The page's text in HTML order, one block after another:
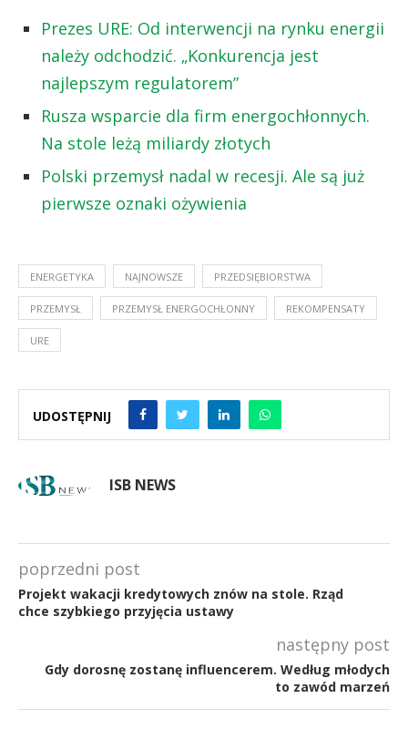
Prezes URE: Od interwencji na rynku energii
należy odchodzić. „Konkurencja jest
najlepszym regulatorem”
Rusza wsparcie dla firm energochłonnych.
Na stole leżą miliardy złotych
Polski przemysł nadal w recesji. Ale są już
pierwsze oznaki ożywienia
ENERGETYKA NAJNOWSZE PRZEDSIĘBIORSTWA
PRZEMYSŁ PRZEMYSŁ ENERGOCHŁONNY REKOMPENSATY
URE
UDOSTĘPNIJ
ISB NEWS
poprzedni post
Projekt wakacji kredytowych znów na stole. Rząd
chce szybkiego przyjęcia ustawy
następny post
Gdy dorosnę zostanę influencerem. Według młodych
to zawód marzeń